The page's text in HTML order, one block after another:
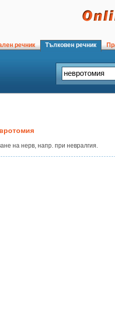
речник Тълковен речник
на нерв, напр. при невралгия.